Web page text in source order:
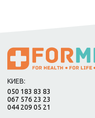
КИЕВ:
050 183 83 83
067 576 23 23
044 209 05 21